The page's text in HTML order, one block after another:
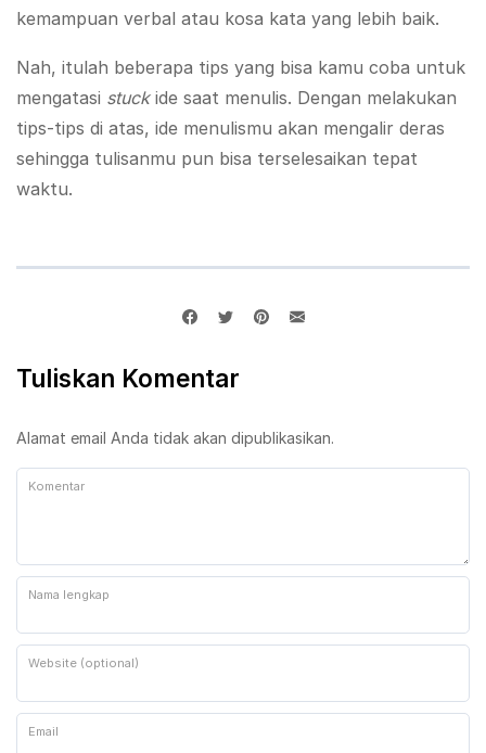
kemampuan verbal atau kosa kata yang lebih baik.
Nah, itulah beberapa tips yang bisa kamu coba untuk
mengatasi stuckide saat menulis. Dengan melakukan
tips-tips di atas, ide menulismu akan mengalir deras
sehingga tulisanmu pun bisa terselesaikan tepat
waktu.
Tuliskan Komentar
Alamat email Anda tidak akan dipublikasikan.
Komentar
Nama lengkap
Website (optional)
Email